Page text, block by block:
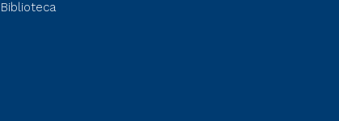
Biblioteca